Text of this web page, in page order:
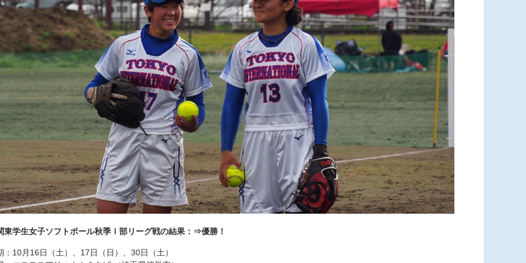
学生女子ソフトボール秋季Ⅰ部リーグ戦の結果：⇒優勝！
：10月16日（土）、17日（日）、30日（土）